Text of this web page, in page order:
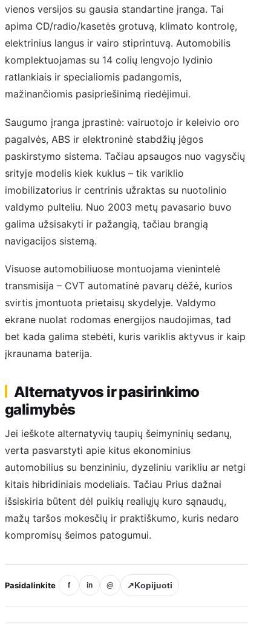
vienos versijos su gausia standartine įranga. Tai
apima CD/radio/kasetės grotuvą, klimato kontrolę,
elektrinius langus ir vairo stiprintuvą. Automobilis
komplektuojamas su 14 colių lengvojo lydinio
ratlankiais ir specialiomis padangomis,
mažinančiomis pasipriešinimą riedėjimui.
Saugumo įranga įprastinė: vairuotojo ir keleivio oro
pagalvės, ABS ir elektroninė stabdžių jėgos
paskirstymo sistema. Tačiau apsaugos nuo vagysčių
srityje modelis kiek kuklus – tik variklio
imobilizatorius ir centrinis užraktas su nuotolinio
valdymo pulteliu. Nuo 2003 metų pavasario buvo
galima užsisakyti ir pažangią, tačiau brangią
navigacijos sistemą.
Visuose automobiliuose montuojama vienintelė
transmisija – CVT automatinė pavarų dėžė, kurios
svirtis įmontuota prietaisų skydelyje. Valdymo
ekrane nuolat rodomas energijos naudojimas, tad
bet kada galima stebėti, kuris variklis aktyvus ir kaip
įkraunama baterija.
Alternatyvos ir pasirinkimo
galimybės
Jei ieškote alternatyvių taupių šeimyninių sedanų,
verta pasvarstyti apie kitus ekonominius
automobilius su benzininiu, dyzeliniu varikliu ar netgi
kitais hibridiniais modeliais. Tačiau Prius dažnai
išsiskiria būtent dėl puikių realiųjų kuro sąnaudų,
mažų taršos mokesčių ir praktiškumo, kuris nedaro
kompromisų šeimos patogumui.
Pasidalinkite f in @ ↗Kopijuoti